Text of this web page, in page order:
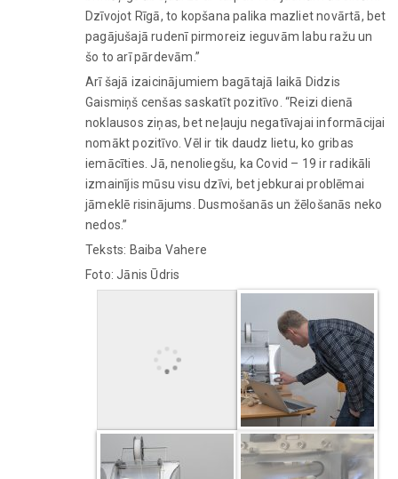
Dzīvojot Rīgā, to kopšana palika mazliet novārtā, bet
pagājušajā rudenī pirmoreiz ieguvām labu ražu un
šo to arī pārdevām.”
Arī šajā izaicinājumiem bagātajā laikā Didzis
Gaismiņš cenšas saskatīt pozitīvo. “Reizi dienā
noklausos ziņas, bet neļauju negatīvajai informācijai
nomākt pozitīvo. Vēl ir tik daudz lietu, ko gribas
iemācīties. Jā, nenoliegšu, ka Covid – 19 ir radikāli
izmainījis mūsu visu dzīvi, bet jebkurai problēmai
jāmeklē risinājums. Dusmošanās un žēlošanās neko
nedos.”
Teksts: Baiba Vahere
Foto: Jānis Ūdris